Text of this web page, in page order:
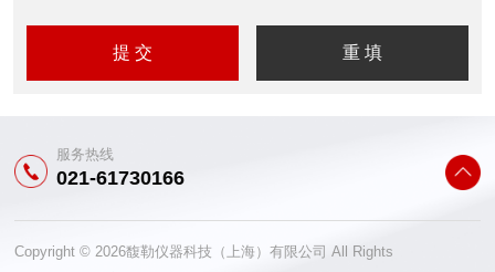
服务热线
021-61730166
Copyright © 2026馥勒仪器科技（上海）有限公司 All Rights